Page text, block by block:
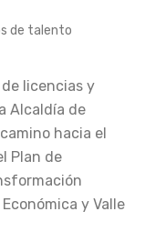
de talento
licencias y
Alcaldía de
hacia el
Plan de
y Valle